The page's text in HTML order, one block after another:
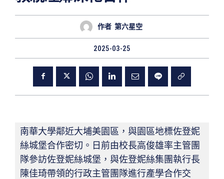
作者 第六星空
2025-03-25
南華大學鄰近大埔美園區，與園區地標佐登妮
絲城堡合作密切。日前由校長高俊雄率主管團
隊參訪佐登妮絲城堡，與佐登妮絲集團執行長
陳佳琦帶領的行政主管團隊進行產學合作交